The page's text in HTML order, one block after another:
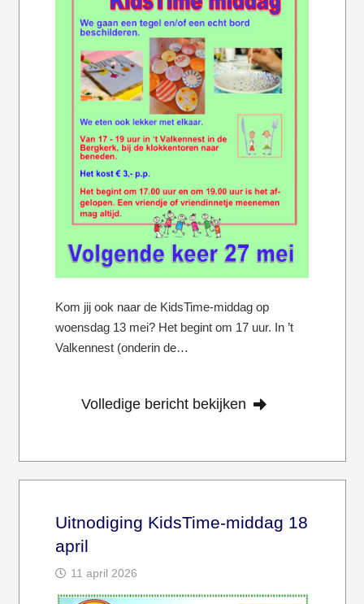
Kom jij ook naar de KidsTime-middag op
woensdag 13 mei? Het begint om 17 uur. In ’t
Valkennest (onderin de…
Volledige bericht bekijken
Uitnodiging KidsTime-middag 18
april
11 april 2026